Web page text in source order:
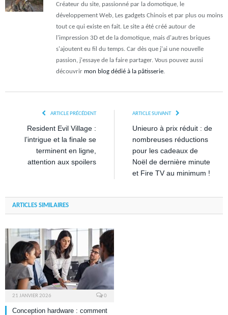
Créateur du site, passionné par la domotique, le
développement Web, Les gadgets Chinois et par plus ou moins
tout ce qui existe en fait. Le site a été créé autour de
l'impression 3D et de la domotique, mais d'autres briques
s'ajoutent eu fil du temps. Car dès que j'ai une nouvelle
passion, j'essaye de la faire partager. Vous pouvez aussi
découvrir mon blog dédié à la pâtisserie.
ARTICLE PRÉCÉDENT
Resident Evil Village :
l’intrigue et la finale se
terminent en ligne,
attention aux spoilers
ARTICLE SUIVANT
Unieuro à prix réduit : de
nombreuses réductions
pour les cadeaux de
Noël de dernière minute
et Fire TV au minimum !
ARTICLES SIMILAIRES
21 JANVIER 2026 0
Conception hardware : comment